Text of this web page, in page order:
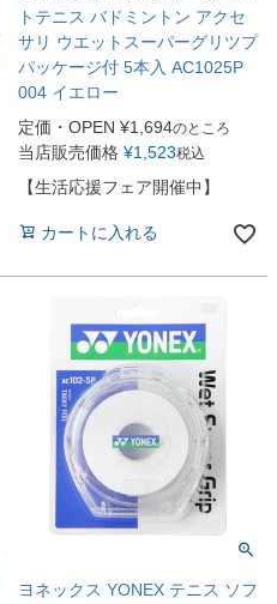
トテニス バドミントン アクセ
サリ ウエットスーパーグリツプ
パッケージ付 5本入 AC1025P
004 イエロー
定価・OPEN ¥1,694のところ
当店販売価格 ¥1,523税込
【生活応援フェア開催中】
カートに入れる
ヨネックス YONEX テニス ソフ